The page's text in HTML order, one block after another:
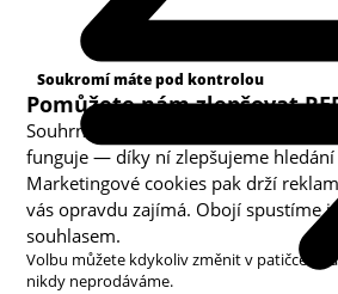
Soukromí máte pod kontrolou
Pomůžete nám zlepšovat
Souhrnná analytika nám ukazuje, co v
funguje — díky ní zlepšujeme hledání
Marketingové cookies pak drží
vás opravdu zajímá. Obojí spustíme
souhlasem.
Volbu můžete kdykoliv změnit v patičce
nikdy neprodáváme.
Kategorie cookies